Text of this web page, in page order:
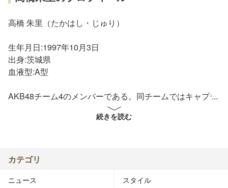
高橋 朱里（たかはし・じゅり）
生年月日:1997年10月3日
出身:茨城県
血液型:A型
AKB48チーム4のメンバーである。同チームではキャプテ
ンを務める。愛称はじゅり。
2月20日、AKB48第12期研究生オーディションに合格。
2012年
続きを読む
カテゴリ
ニュース スタイル